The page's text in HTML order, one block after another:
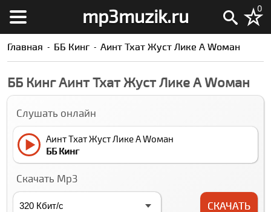
mp3muzik.ru 0
Главная ББ Кинг Аинт Тхат Жуст Лике А Wоман
ББ Кинг Аинт Тхат Жуст Лике А Wоман
Слушать онлайн
Аинт Тхат Жуст Лике А Wоман
ББ Кинг
Скачать Mp3
СКАЧАТЬ